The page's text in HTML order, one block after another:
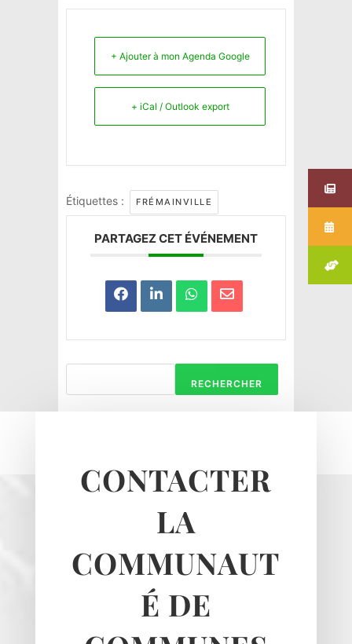
Le Heaulme
Le Perchay
Montgeroult
+ Ajouter à mon Agenda Google
+ iCal / Outlook export
Étiquettes : FRÉMAINVILLE
PARTAGEZ CET ÉVÉNEMENT
RECHERCHER
CONTACTER
LA
COMMUNAUT
É DE